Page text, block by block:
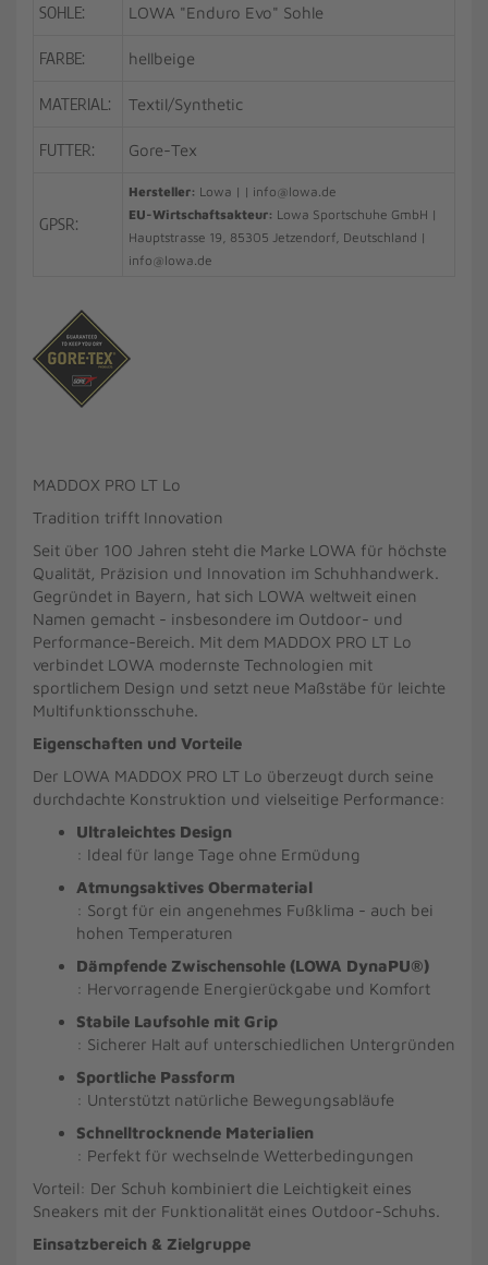
SOHLE: LOWA "Enduro Evo" Sohle
FARBE: hellbeige
MATERIAL: Textil/Synthetic
FUTTER: Gore-Tex
GPSR:
Hersteller: Lowa | | info@lowa.de
EU-Wirtschaftsakteur: Lowa Sportschuhe GmbH |
Hauptstrasse 19, 85305 Jetzendorf, Deutschland |
info@lowa.de
MADDOX PRO LT Lo
Tradition trifft Innovation
Seit über 100 Jahren steht die Marke LOWA für höchste
Qualität, Präzision und Innovation im Schuhhandwerk.
Gegründet in Bayern, hat sich LOWA weltweit einen
Namen gemacht - insbesondere im Outdoor- und
Performance-Bereich. Mit dem MADDOX PRO LT Lo
verbindet LOWA modernste Technologien mit
sportlichem Design und setzt neue Maßstäbe für leichte
Multifunktionsschuhe.
Eigenschaften und Vorteile
Der LOWA MADDOX PRO LT Lo überzeugt durch seine
durchdachte Konstruktion und vielseitige Performance:
Ultraleichtes Design
: Ideal für lange Tage ohne Ermüdung
Atmungsaktives Obermaterial
: Sorgt für ein angenehmes Fußklima - auch bei
hohen Temperaturen
Dämpfende Zwischensohle (LOWA DynaPU®)
: Hervorragende Energierückgabe und Komfort
Stabile Laufsohle mit Grip
: Sicherer Halt auf unterschiedlichen Untergründen
Sportliche Passform
: Unterstützt natürliche Bewegungsabläufe
Schnelltrocknende Materialien
: Perfekt für wechselnde Wetterbedingungen
Vorteil: Der Schuh kombiniert die Leichtigkeit eines
Sneakers mit der Funktionalität eines Outdoor-Schuhs.
Einsatzbereich & Zielgruppe